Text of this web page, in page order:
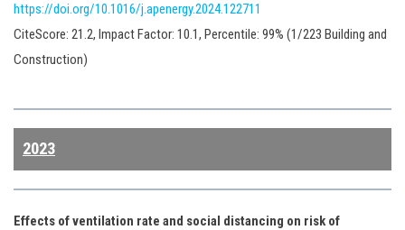
https://doi.org/10.1016/j.apenergy.2024.122711
CiteScore: 21.2, Impact Factor: 10.1, Percentile: 99% (1/223 Building and
Construction)
2023
Effects of ventilation rate and social distancing on risk of